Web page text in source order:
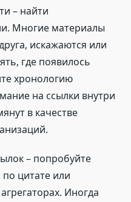
– найти
Многие материалы
искажаются или
где появилось
хронологию
на ссылки внутри
в качестве
– попробуйте
цитате или
Иногда